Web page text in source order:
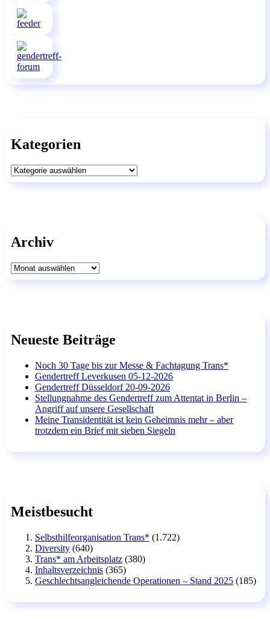
Kategorien
Kategorien
Archiv
Archiv
Neueste Beiträge
Noch 30 Tage bis zur Messe & Fachtagung Trans*
Gendertreff Leverkusen 05-12-2026
Gendertreff Düsseldorf 20-09-2026
Stellungnahme des Gendertreff zum Attentat in Berlin –
Angriff auf unsere Gesellschaft
Meine Transidentität ist kein Geheimnis mehr – aber
trotzdem ein Brief mit sieben Siegeln
Meistbesucht
Selbsthilfeorganisation Trans* (1.722)
Diversity (640)
Trans* am Arbeitsplatz (380)
Inhaltsverzeichnis (365)
Geschlechtsangleichende Operationen – Stand 2025 (185)